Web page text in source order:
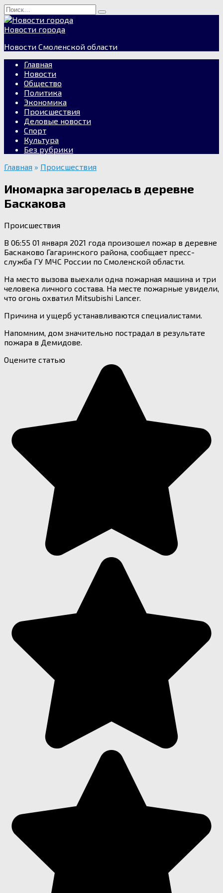
Перейти
к
содержанию
Search
for:
Новости города
Новости Смоленской области
Главная
Новости
Общество
Политика
Экономика
Происшествия
Деловые новости
Спорт
Культура
Без рубрики
Главная » Происшествия
Иномарка загорелась в деревне
Баскакова
Происшествия
В 06:55 01 января 2021 года произошел пожар в деревне
Баскаково Гагаринского района, сообщает пресс-
служба ГУ МЧС России по Смоленской области.
На место вызова выехали одна пожарная машина и три
человека личного состава. На месте пожарные увидели,
что огонь охватил Mitsubishi Lancer.
Причина и ущерб устанавливаются специалистами.
Напомним, дом значительно пострадал в результате
пожара в Демидове.
Оцените статью